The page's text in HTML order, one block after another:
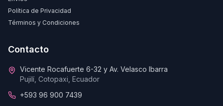
Política de Privacidad
Términos y Condiciones
Contacto
Vicente Rocafuerte 6-32 y Av. Velasco Ibarra
Pujilí, Cotopaxi, Ecuador
+593 96 900 7439